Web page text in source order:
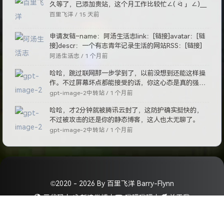
久等了，已添加贵站，这个月工作比较忙∠( ᐛ 」∠)＿
百里飞洋 / 15 天前
申请友链~name：阿汤生活志link：[链接]avatar：[链
接]descr：一个有志青年记录生活的网站RSS：[链接]
阿汤生活志 / 1 个月前
哈哈，跳过联网那一步学到了，以前没想到还能这样操
作。不过屏幕坏点都能接受的话，你这心态是真的强
啊。
gpt-image-2中转站 / 1 个月前
哈哈，才2分钟就被腾讯云封了，这防护确实挺快的，
不过被攻击的还是你的静态博客，这人也太无聊了。
gpt-image-2中转站 / 1 个月前
©2020 - 2026 By 百里飞洋 Barry-Flynn
元代码丨 新浪微博丨 哔哩哔哩丨
关于我